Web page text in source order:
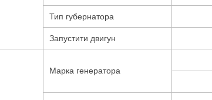
Тип губернатора
Запустити двигун
Марка генератора